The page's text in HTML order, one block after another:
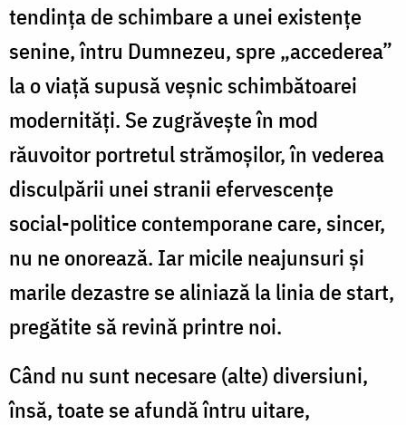
tendința de schimbare a unei existențe
senine, întru Dumnezeu, spre „accederea”
la o viață supusă veșnic schimbătoarei
modernități. Se zugrăvește în mod
răuvoitor portretul strămoșilor, în vederea
disculpării unei stranii efervescențe
social-politice contemporane care, sincer,
nu ne onorează. Iar micile neajunsuri și
marile dezastre se aliniază la linia de start,
pregătite să revină printre noi.
Când nu sunt necesare (alte) diversiuni,
însă, toate se afundă întru uitare,